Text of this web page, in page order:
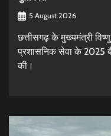
5 August 2026
छत्तीसगढ़ के मुख्यमंत्री
प्रशासनिक सेवा के 2025
की।